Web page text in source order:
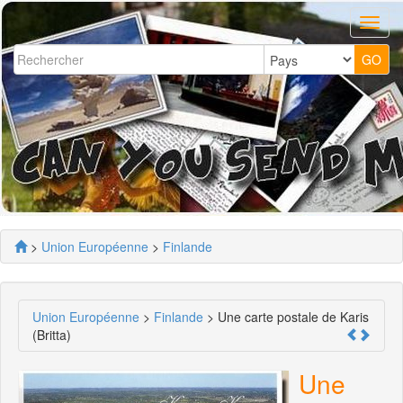
> Union Européenne > Finlande
Union Européenne > Finlande > Une carte postale de Karis
(Britta)
Une